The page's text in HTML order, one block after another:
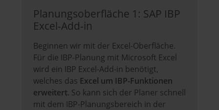
Planungsoberfläche 1: SAP IBP
Excel-Add-in
Beginnen wir mit der Excel-Oberfläche.
Für die IBP-Planung mit Microsoft Excel
wird ein IBP Excel-Add-in benötigt,
welches das Excel um IBP-Funktionen
erweitert. So kann sich der Planer schnell
mit dem IBP-Planungsbereich in der